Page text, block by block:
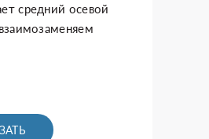
средний осевой